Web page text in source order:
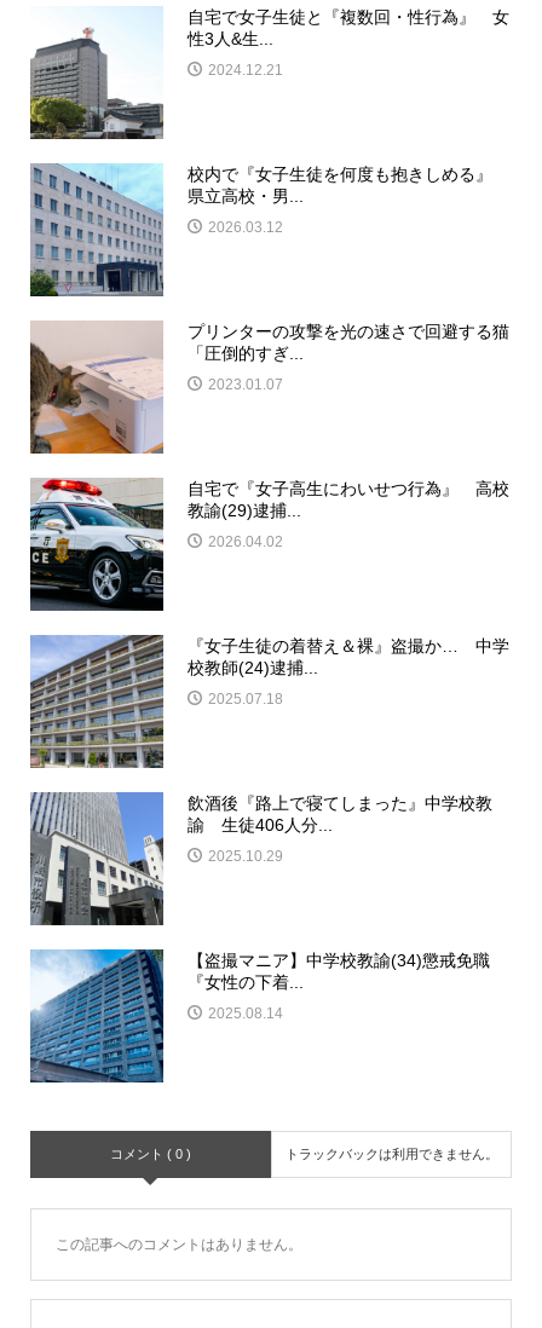
自宅で女子生徒と『複数回・性行為』 女
性3人&生...
2024.12.21
校内で『女子生徒を何度も抱きしめる』
県立高校・男...
2026.03.12
プリンターの攻撃を光の速さで回避する猫
「圧倒的すぎ...
2023.01.07
自宅で『女子高生にわいせつ行為』 高校
教諭(29)逮捕...
2026.04.02
『女子生徒の着替え＆裸』盗撮か… 中学
校教師(24)逮捕...
2025.07.18
飲酒後『路上で寝てしまった』中学校教
諭 生徒406人分...
2025.10.29
【盗撮マニア】中学校教諭(34)懲戒免職
『女性の下着...
2025.08.14
コメント ( 0 ) トラックバックは利用できません。
この記事へのコメントはありません。